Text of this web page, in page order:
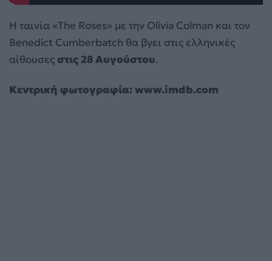
Η ταινία «The Roses» με την Olivia Colman και τον
Benedict Cumberbatch θα βγει στις ελληνικές
αίθουσεςστις 28 Αυγούστου.
Κεντρική φωτογραφία: www.imdb.com